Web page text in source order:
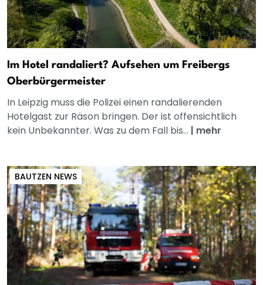
Im Hotel randaliert? Aufsehen um Freibergs
Oberbürgermeister
In Leipzig muss die Polizei einen randalierenden
Hotelgast zur Räson bringen. Der ist offensichtlich
kein Unbekannter. Was zu dem Fall bis... | mehr
BAUTZEN NEWS